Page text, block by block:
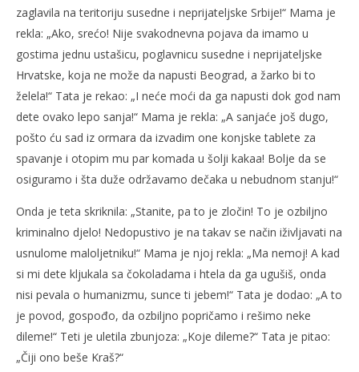
zaglavila na teritoriju susedne i neprijateljske Srbije!“ Mama je
rekla: „Ako, srećo! Nije svakodnevna pojava da imamo u
gostima jednu ustašicu, poglavnicu susedne i neprijateljske
Hrvatske, koja ne može da napusti Beograd, a žarko bi to
želela!“ Tata je rekao: „I neće moći da ga napusti dok god nam
dete ovako lepo sanja!“ Mama je rekla: „A sanjaće još dugo,
pošto ću sad iz ormara da izvadim one konjske tablete za
spavanje i otopim mu par komada u šolji kakaa! Bolje da se
osiguramo i šta duže održavamo dečaka u nebudnom stanju!“
Onda je teta skriknila: „Stanite, pa to je zločin! To je ozbiljno
kriminalno djelo! Nedopustivo je na takav se način iživljavati na
usnulome maloljetniku!“ Mama je njoj rekla: „Ma nemoj! A kad
si mi dete kljukala sa čokoladama i htela da ga ugušiš, onda
nisi pevala o humanizmu, sunce ti jebem!“ Tata je dodao: „A to
je povod, gospođo, da ozbiljno popričamo i rešimo neke
dileme!“ Teti je uletila zbunjoza: „Koje dileme?“ Tata je pitao:
„Čiji ono beše Kraš?“